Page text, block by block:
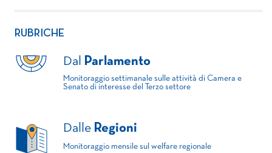
RUBRICHE
Dal Parlamento
Monitoraggio settimanale sulle attività di Camera e
Senato di interesse del Terzo settore
Dalle Regioni
Monitoraggio mensile sul welfare regionale